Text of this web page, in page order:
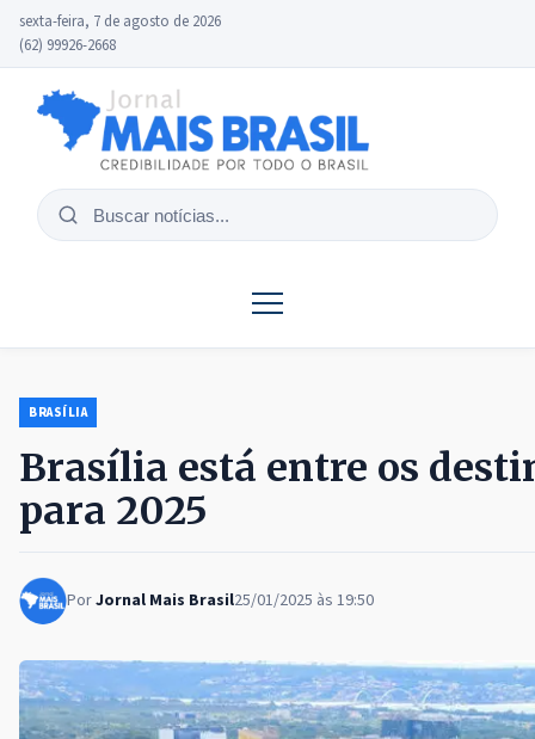
sexta-feira, 7 de agosto de 2026
(62) 99926-2668
Buscar
BRASÍLIA
Brasília está entre os
para 2025
PorJornal Mais Brasil25/01/2025 às 19:50